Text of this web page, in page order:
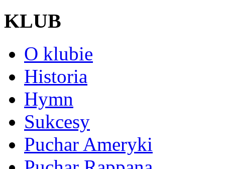
KLUB
O klubie
Historia
Hymn
Sukcesy
Puchar Ameryki